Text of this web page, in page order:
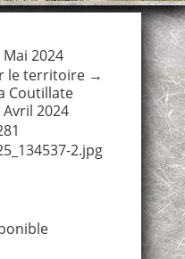
Mai 2024
le territoire→
Coutillate
Avril 2024
2.jpg